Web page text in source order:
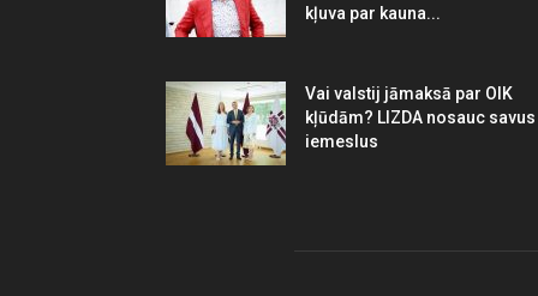
kļuva par kauna...
Vai valstij jāmaksā par OIK
kļūdām? LIZDA nosauc savus
iemeslus